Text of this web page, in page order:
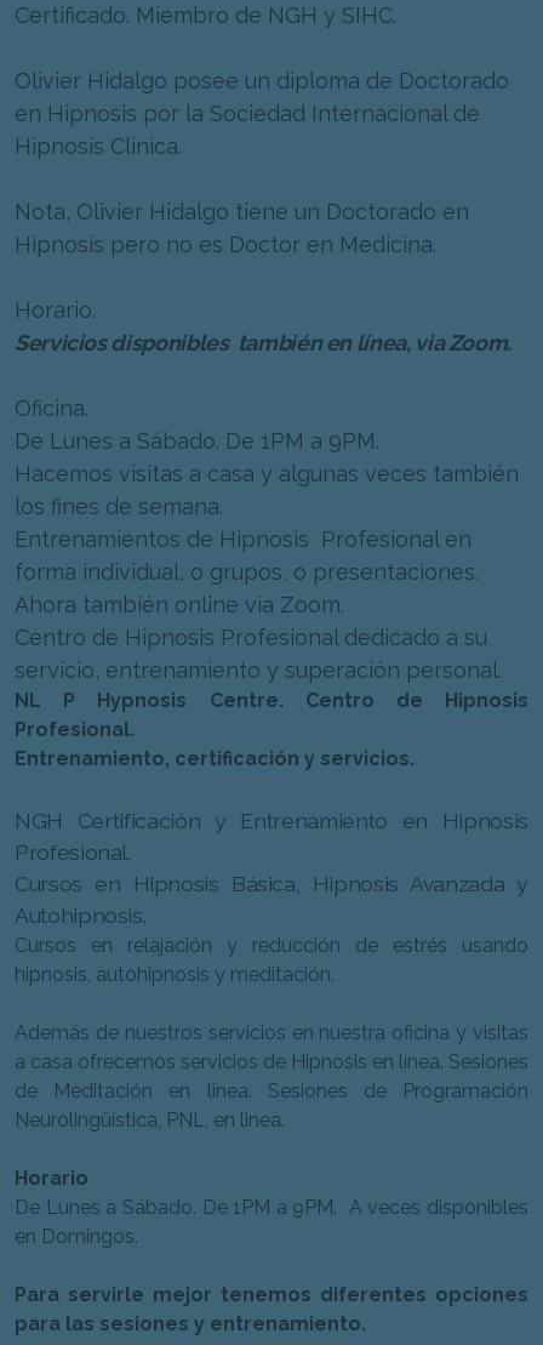
Certificado. Miembro de NGH y SIHC.
Olivier Hidalgo posee un diploma de Doctorado
en Hipnosis por la Sociedad Internacional de
Hipnosis Clìnica.
Nota, Olivier Hidalgo tiene un Doctorado en
Hipnosis pero no es Doctor en Medicina.
Horario.
Servicios disponibles también en línea, via Zoom.
Oficina.
De Lunes a Sábado. De 1PM a 9PM.
Hacemos visitas a casa y algunas veces también
los fines de semana.
Entrenamientos de Hipnosis Profesional en
forma individual, o grupos, o presentaciones.
Ahora también online via Zoom.
Centro de Hipnosis Profesional dedicado a su
servicio, entrenamiento y superación personal.
NL P Hypnosis Centre. Centro de Hipnosis
Profesional.
Entrenamiento, certificación y servicios.
NGH Certificación y Entrenamiento en Hipnosis
Profesional.
Cursos en Hipnosis Básica, Hipnosis Avanzada y
Autohipnosis.
Cursos en relajación y reducción de estrés usando
hipnosis, autohipnosis y meditación.
Además de nuestros servicios en nuestra oficina y visitas
a casa ofrecemos servicios de Hipnosis en línea. Sesiones
de Meditación en línea. Sesiones de Programación
Neurolingüística, PNL, en linea.
Horario
De Lunes a Sábado. De 1PM a 9PM. A veces disponibles
en Domingos.
Para servirle mejor tenemos diferentes opciones
para las sesiones y entrenamiento.